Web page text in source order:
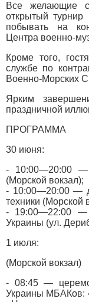
Все желающие
открытый
побывать на
Центра военно-
Кроме того,
службе по
Военно-Морских
Ярким
праздничной
ПРОГРАММА
30 июня:
- 10:00—20:00 —
(Морской вокзал);
- 10:00—20:00 —
техники (Морской
- 19:00—22:00
Украины (ул.
1 июля:
(Морской вокзал)
- 08:45 —
Украины МБАКов: